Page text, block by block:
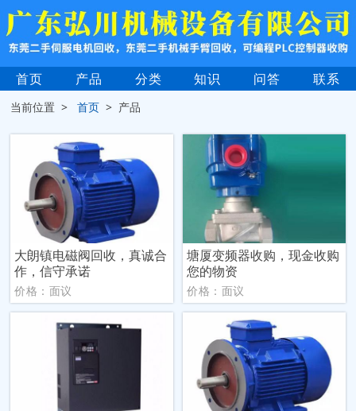
首页 产品 分类 知识 问答 联系
当前位置 >首页 > 产品
大朗镇电磁阀回收，真诚合
作，信守承诺
价格：面议
塘厦变频器收购，现金收购
您的物资
价格：面议